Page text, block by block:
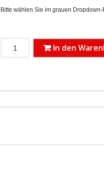
Bitte wählen Sie im grauen
In den